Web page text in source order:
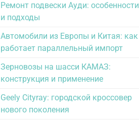
Ремонт подвески Ауди: особенности
и подходы
Автомобили из Европы и Китая: как
работает параллельный импорт
Зерновозы на шасси КАМАЗ:
конструкция и применение
Geely Cityray: городской кроссовер
нового поколения